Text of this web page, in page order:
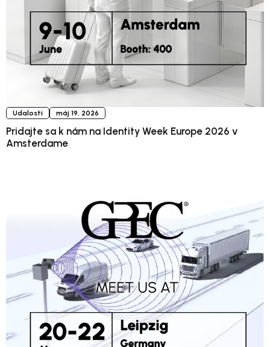
Udalosti máj 19, 2026
Pridajte sa k nám na Identity Week Europe 2026 v
Amsterdame